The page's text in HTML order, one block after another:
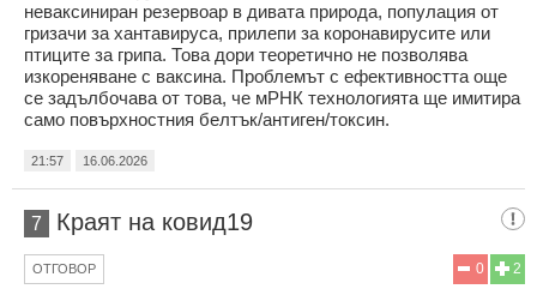
неваксиниран резервоар в дивата природа, популация от
гризачи за хантавируса, прилепи за коронавирусите или
птиците за грипа. Това дори теоретично не позволява
изкореняване с ваксина. Проблемът с ефективността още
се задълбочава от това, че мРНК технологията ще имитира
само повърхностния белтък/антиген/токсин.
21:57 16.06.2026
7 Краят на ковид19
2
0
ОТГОВОР